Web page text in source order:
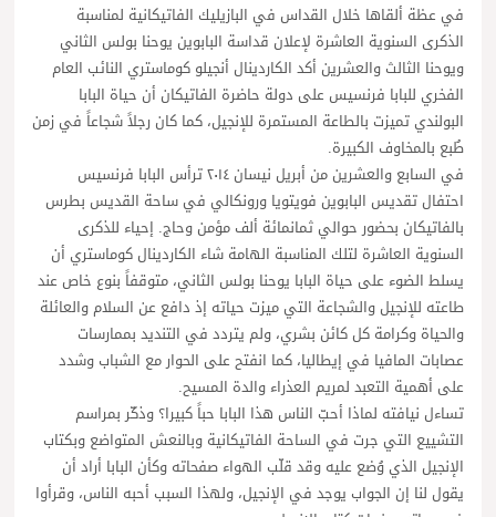
في عظة ألقاها خلال القداس في البازيليك الفاتيكانية لمناسبة
الذكرى السنوية العاشرة لإعلان قداسة البابوين يوحنا بولس الثاني
ويوحنا الثالث والعشرين أكد الكاردينال أنجيلو كوماستري النائب العام
الفخري للبابا فرنسيس على دولة حاضرة الفاتيكان أن حياة البابا
البولندي تميزت بالطاعة المستمرة للإنجيل، كما كان رجلاً شجاعاً في زمن
طُبع بالمخاوف الكبيرة.
في السابع والعشرين من أبريل نيسان ٢٠١٤ ترأس البابا فرنسيس
احتفال تقديس البابوين فويتويا ورونكالي في ساحة القديس بطرس
بالفاتيكان بحضور حوالي ثمانمائة ألف مؤمن وحاج. إحياء للذكرى
السنوية العاشرة لتلك المناسبة الهامة شاء الكاردينال كوماستري أن
يسلط الضوء على حياة البابا يوحنا بولس الثاني، متوقفاً بنوع خاص عند
طاعته للإنجيل والشجاعة التي ميزت حياته إذ دافع عن السلام والعائلة
والحياة وكرامة كل كائن بشري، ولم يتردد في التنديد بممارسات
عصابات المافيا في إيطاليا، كما انفتح على الحوار مع الشباب وشدد
على أهمية التعبد لمريم العذراء والدة المسيح.
تساءل نيافته لماذا أحبّ الناس هذا البابا حباً كبيرا؟ وذكّر بمراسم
التشييع التي جرت في الساحة الفاتيكانية وبالنعش المتواضع وبكتاب
الإنجيل الذي وُضع عليه وقد قلّب الهواء صفحاته وكأن البابا أراد أن
يقول لنا إن الجواب يوجد في الإنجيل، ولهذا السبب أحبه الناس، وقرأوا